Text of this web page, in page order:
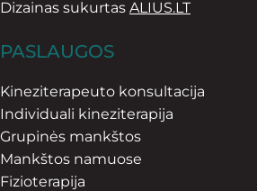
Dizainas sukurtas ALIUS.LT
PASLAUGOS
Kineziterapeuto konsultacija
Individuali kineziterapija
Grupinės mankštos
Mankštos namuose
Fizioterapija